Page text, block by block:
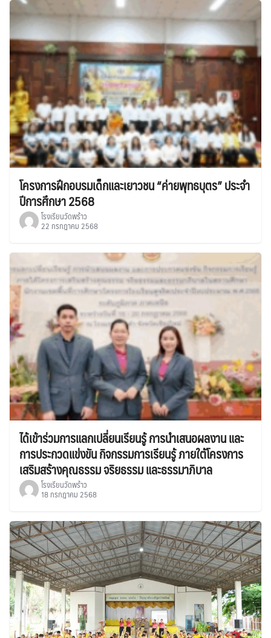
โครงการฝึกอบรมเด็กและเยาวชน “ค่ายพุทธบุตร” ประจำ
ปีการศึกษา 2568
โรงเรียนวัดพร้าว
22 กรกฎาคม 2568
ได้เข้าร่วมการแลกเปลี่ยนเรียนรู้ การนำเสนอผลงาน และ
การประกวดแข่งขัน กิจกรรมการเรียนรู้ ภายใต้โครงการ
เสริมสร้างคุณธรรม จริยธรรม และธรรมาภิบาล
โรงเรียนวัดพร้าว
18 กรกฎาคม 2568